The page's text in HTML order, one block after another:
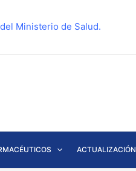
Ministerio de Salud.
ACTUALIZACIÓN